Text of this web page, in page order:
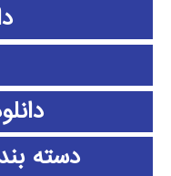
دسته